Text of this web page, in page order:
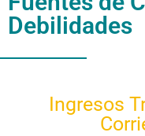
Debilidades
Ingresos